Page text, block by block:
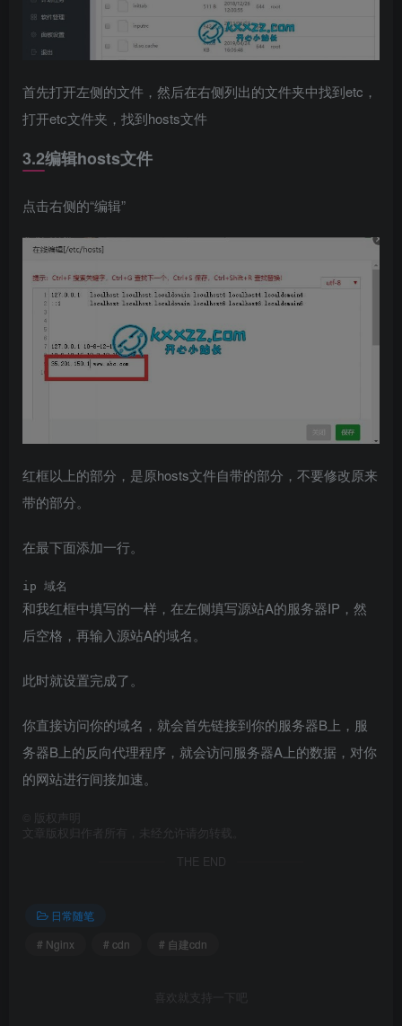
首先打开左侧的文件，然后在右侧列出的文件夹中找到etc，
打开etc文件夹，找到hosts文件
3.2编辑hosts文件
点击右侧的“编辑”
红框以上的部分，是原hosts文件自带的部分，不要修改原来
带的部分。
在最下面添加一行。
ip 域名
和我红框中填写的一样，在左侧填写源站A的服务器IP，然
后空格，再输入源站A的域名。
此时就设置完成了。
你直接访问你的域名，就会首先链接到你的服务器B上，服
务器B上的反向代理程序，就会访问服务器A上的数据，对你
的网站进行间接加速。
版权声明
文章版权归作者所有，未经允许请勿转载。
THE END
日常随笔
# Nginx
# cdn # 自建cdn
喜欢就支持一下吧